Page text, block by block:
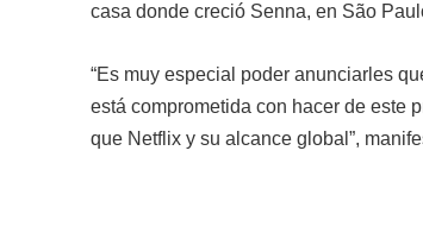
casa donde creció Senna, en São
“Es muy especial poder anunciarles
está comprometida con hacer de este
que Netflix y su alcance global”,